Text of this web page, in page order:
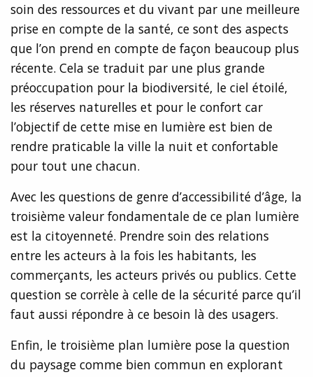
soin des ressources et du vivant par une meilleure
prise en compte de la santé, ce sont des aspects
que l’on prend en compte de façon beaucoup plus
récente. Cela se traduit par une plus grande
préoccupation pour la biodiversité, le ciel étoilé,
les réserves naturelles et pour le confort car
l’objectif de cette mise en lumière est bien de
rendre praticable la ville la nuit et confortable
pour tout une chacun.
Avec les questions de genre d’accessibilité d’âge, la
troisième valeur fondamentale de ce plan lumière
est la citoyenneté. Prendre soin des relations
entre les acteurs à la fois les habitants, les
commerçants, les acteurs privés ou publics. Cette
question se corrèle à celle de la sécurité parce qu’il
faut aussi répondre à ce besoin là des usagers.
Enfin, le troisième plan lumière pose la question
du paysage comme bien commun en explorant